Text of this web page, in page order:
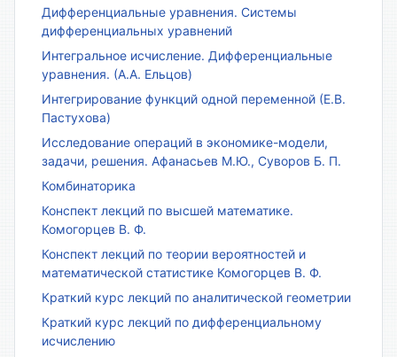
Дифференциальные уравнения. Системы
дифференциальных уравнений
Интегральное исчисление. Дифференциальные
уравнения. (А.А. Ельцов)
Интегрирование функций одной переменной (Е.В.
Пастухова)
Исследование операций в экономике-модели,
задачи, решения. Афанасьев М.Ю., Суворов Б. П.
Комбинаторика
Конспект лекций по высшей математике.
Комогорцев В. Ф.
Конспект лекций по теории вероятностей и
математической статистике Комогорцев В. Ф.
Краткий курс лекций по аналитической геометрии
Краткий курс лекций по дифференциальному
исчислению